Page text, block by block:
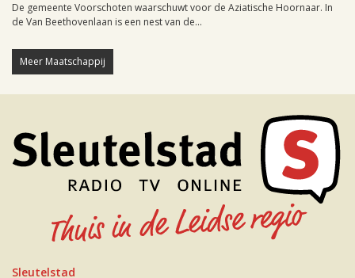
De gemeente Voorschoten waarschuwt voor de Aziatische Hoornaar. In
de Van Beethovenlaan is een nest van de...
Meer Maatschappij
Sleutelstad